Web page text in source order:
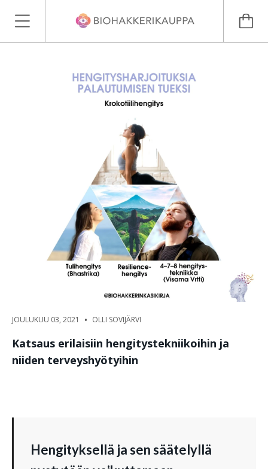
JOULUKUU 03, 2021 • OLLI SOVIJÄRVI
Katsaus erilaisiin hengitystekniikoihin ja
niiden terveyshyötyihin
Hengityksellä ja sen säätelyllä